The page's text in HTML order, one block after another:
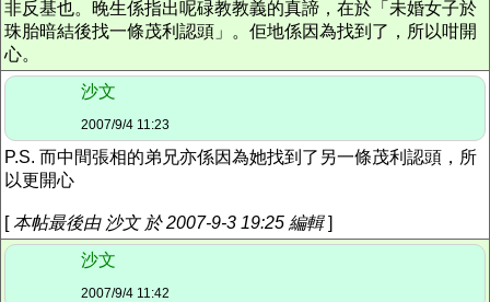
非反基也。晚生係指出呢碌教教義的真諦，在於「未婚女子於
珠胎暗結後找一條茂利認頭」。佢地係因為找到了，所以咁開
心。
沙文
2007/9/4 11:23
P.S. 而中間張相的弟兄亦係因為她找到了另一條茂利認頭，所
以更開心
[本帖最後由 沙文 於 2007-9-3 19:25 編輯]
沙文
2007/9/4 11:42